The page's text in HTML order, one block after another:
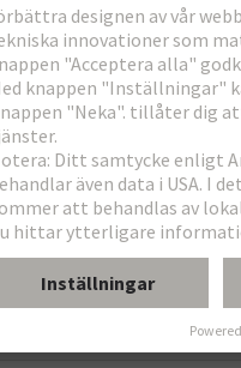
M
M invers
MH 21+5
M 0+2
M modulinsats, han, vinklad
M modulinsats, han, rak